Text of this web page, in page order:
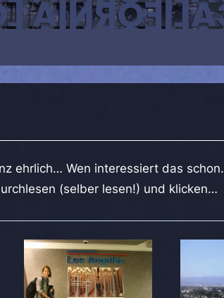
ehrlich… Wen interessiert das schon.
(selber lesen!) und klicken…